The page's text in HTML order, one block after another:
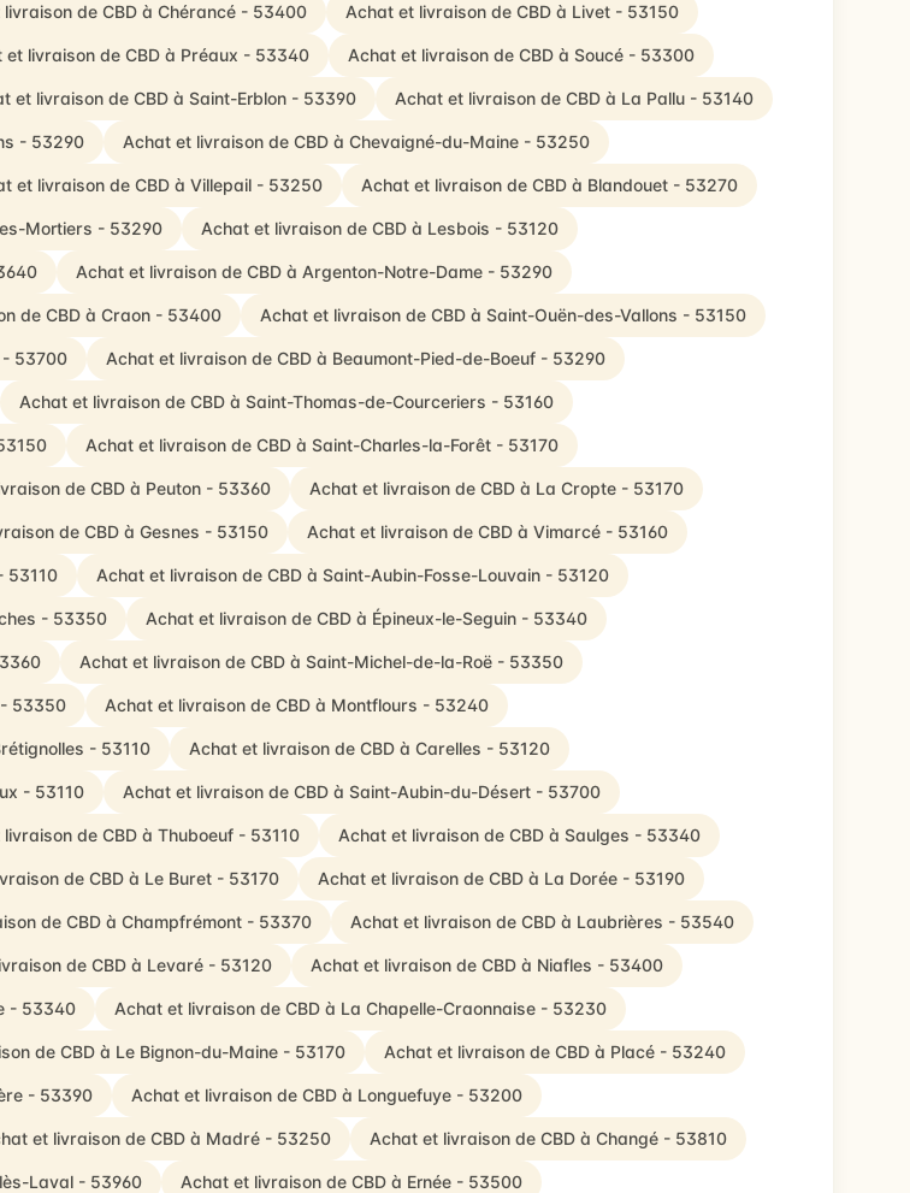
de CBD à Chérancé - 53400 Achat et livraison de CBD à Livet - 53150
et livraison de CBD à Préaux - 53340 Achat et livraison de CBD à Soucé - 53300
et livraison de CBD à Saint-Erblon - 53390 Achat et livraison de CBD à La Pallu - 53140
- 53290 Achat et livraison de CBD à Chevaigné-du-Maine - 53250
et livraison de CBD à Villepail - 53250 Achat et livraison de CBD à Blandouet - 53270
Mortiers - 53290 Achat et livraison de CBD à Lesbois - 53120
Achat et livraison de CBD à Argenton-Notre-Dame - 53290
de CBD à Craon - 53400 Achat et livraison de CBD à Saint-Ouën-des-Vallons - 53150
- 53700 Achat et livraison de CBD à Beaumont-Pied-de-Boeuf - 53290
Achat et livraison de CBD à Saint-Thomas-de-Courceriers - 53160
Achat et livraison de CBD à Saint-Charles-la-Forêt - 53170
de CBD à Peuton - 53360 Achat et livraison de CBD à La Cropte - 53170
de CBD à Gesnes - 53150 Achat et livraison de CBD à Vimarcé - 53160
53110 Achat et livraison de CBD à Saint-Aubin-Fosse-Louvain - 53120
- 53350 Achat et livraison de CBD à Épineux-le-Seguin - 53340
Achat et livraison de CBD à Saint-Michel-de-la-Roë - 53350
- 53350 Achat et livraison de CBD à Montflours - 53240
- 53110 Achat et livraison de CBD à Carelles - 53120
- 53110 Achat et livraison de CBD à Saint-Aubin-du-Désert - 53700
de CBD à Thuboeuf - 53110 Achat et livraison de CBD à Saulges - 53340
de CBD à Le Buret - 53170 Achat et livraison de CBD à La Dorée - 53190
de CBD à Champfrémont - 53370 Achat et livraison de CBD à Laubrières - 53540
de CBD à Levaré - 53120 Achat et livraison de CBD à Niafles - 53400
- 53340 Achat et livraison de CBD à La Chapelle-Craonnaise - 53230
de CBD à Le Bignon-du-Maine - 53170 Achat et livraison de CBD à Placé - 53240
- 53390 Achat et livraison de CBD à Longuefuye - 53200
et livraison de CBD à Madré - 53250 Achat et livraison de CBD à Changé - 53810
Laval - 53960 Achat et livraison de CBD à Ernée - 53500